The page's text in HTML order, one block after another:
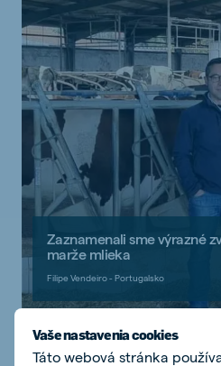
Zaznamenali sme výrazné
marže mlieka
Filipe Vendeiro - Portugalsko
Prečítajte si môj príbeh
Vaše nastavenia cookies
Táto webová stránka